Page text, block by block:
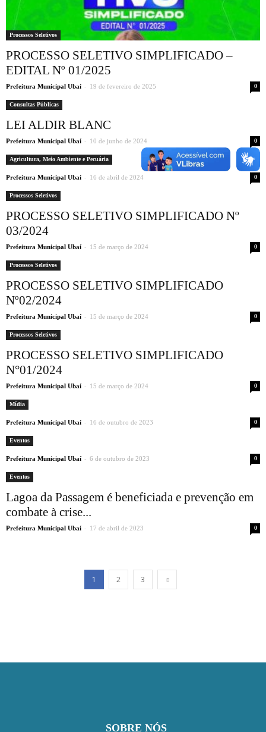
Processos Seletivos
PROCESSO SELETIVO SIMPLIFICADO –
EDITAL Nº 01/2025
Prefeitura Municipal Ubaí - 19 de fevereiro de 2025 0
Consultas Públicas
LEI ALDIR BLANC
Prefeitura Municipal Ubaí - 10 de junho de 2024 0
Agricultura, Meio Ambiente e Pecuária
Prefeitura Municipal Ubaí - 16 de abril de 2024 0
Processos Seletivos
PROCESSO SELETIVO SIMPLIFICADO Nº
03/2024
Prefeitura Municipal Ubaí - 15 de março de 2024 0
Processos Seletivos
PROCESSO SELETIVO SIMPLIFICADO
Nº02/2024
Prefeitura Municipal Ubaí - 15 de março de 2024 0
Processos Seletivos
PROCESSO SELETIVO SIMPLIFICADO
N°01/2024
Prefeitura Municipal Ubaí - 15 de março de 2024 0
Mídia
Prefeitura Municipal Ubaí - 16 de outubro de 2023 0
Eventos
Prefeitura Municipal Ubaí - 6 de outubro de 2023 0
Eventos
Lagoa da Passagem é beneficiada e prevenção em
combate à crise...
Prefeitura Municipal Ubaí - 17 de abril de 2023 0
1 2 3
SOBRE NÓS